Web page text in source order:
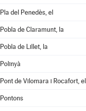
Pla del Penedès, el
Pobla de Claramunt, la
Pobla de Lillet, la
Polinyà
Pont de Vilomara i Rocafort, el
Pontons